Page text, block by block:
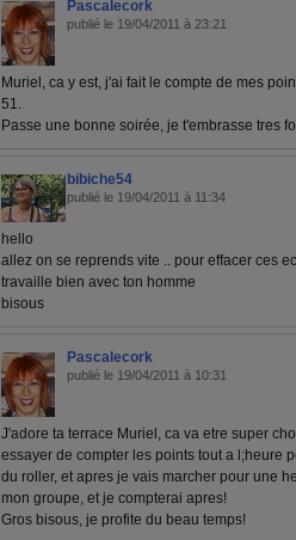
Pascalecork
publié le 19/04/2011 à 23:21
Muriel, ca y est, j'ai fait le compte de mes
51.
Passe une bonne soirée, je t'embrasse tres
bibiche54
publié le 19/04/2011 à 11:34
hello
allez on se reprends vite .. pour effacer ces
travaille bien avec ton homme
bisous
Pascalecork
publié le 19/04/2011 à 10:31
J'adore ta terrace Muriel, ca va etre super
essayer de compter les points tout a l;heure
du roller, et apres je vais marcher pour une
mon groupe, et je compterai apres!
Gros bisous, je profite du beau temps!